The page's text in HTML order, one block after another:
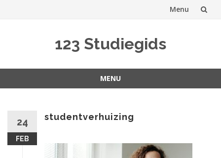
Menu
123 Studiegids
MENU
24
FEB
studentverhuizing